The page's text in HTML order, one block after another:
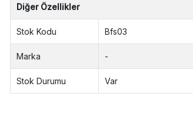
Diğer Özellikler
Stok Kodu Bfs03
Marka -
Stok Durumu Var